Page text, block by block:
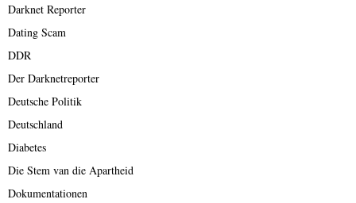
Darknet Reporter
Dating Scam
DDR
Der Darknetreporter
Deutsche Politik
Deutschland
Diabetes
Die Stem van die Apartheid
Dokumentationen